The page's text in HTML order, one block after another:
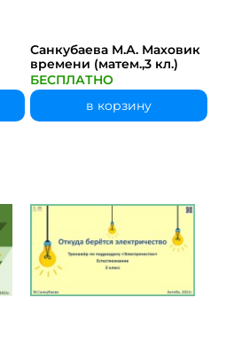
Санкубаева М.А. Маховик
времени (матем.,3 кл.)
БЕСПЛАТНО
в корзину